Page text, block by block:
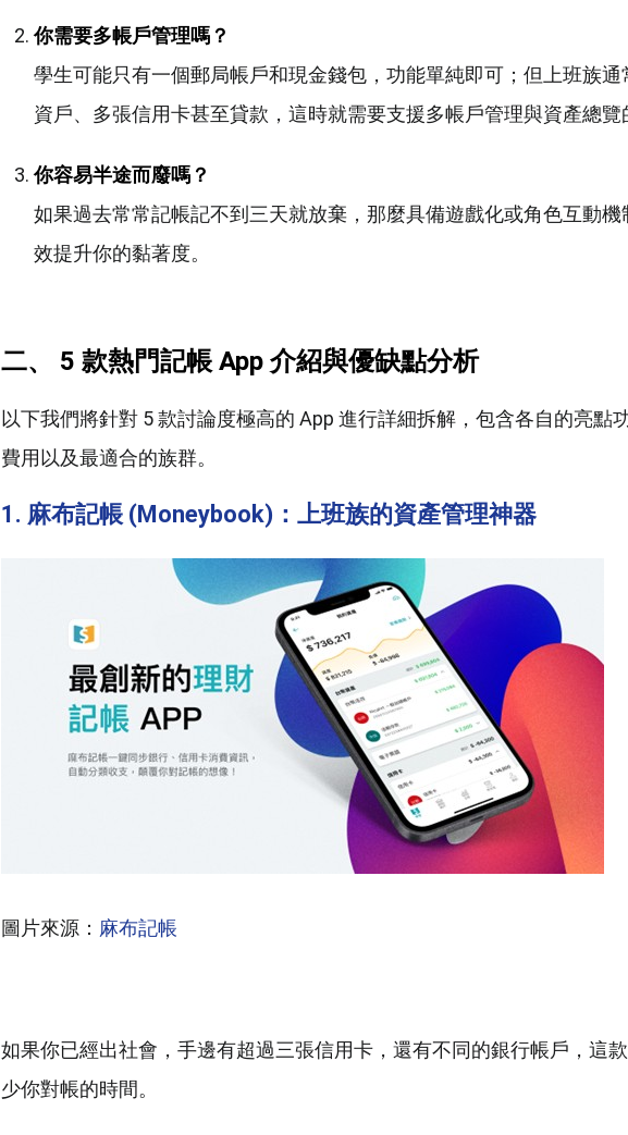
你需要多帳戶管理嗎？
學生可能只有一個郵局帳戶和現金錢包，功能單純即可；但上班族通
資戶、多張信用卡甚至貸款，這時就需要支援多帳戶管理與資產總覽
你容易半途而廢嗎？
如果過去常常記帳記不到三天就放棄，那麼具備遊戲化或角色互動機
效提升你的黏著度。
二、 5 款熱門記帳 App 介紹與優缺點分析
以下我們將針對 5 款討論度極高的 App 進行詳細拆解，包含各自的亮點
費用以及最適合的族群。
1. 麻布記帳 (Moneybook)：上班族的資產管理神器
圖片來源： 麻布記帳
如果你已經出社會，手邊有超過三張信用卡，還有不同的銀行帳戶，這
少你對帳的時間。